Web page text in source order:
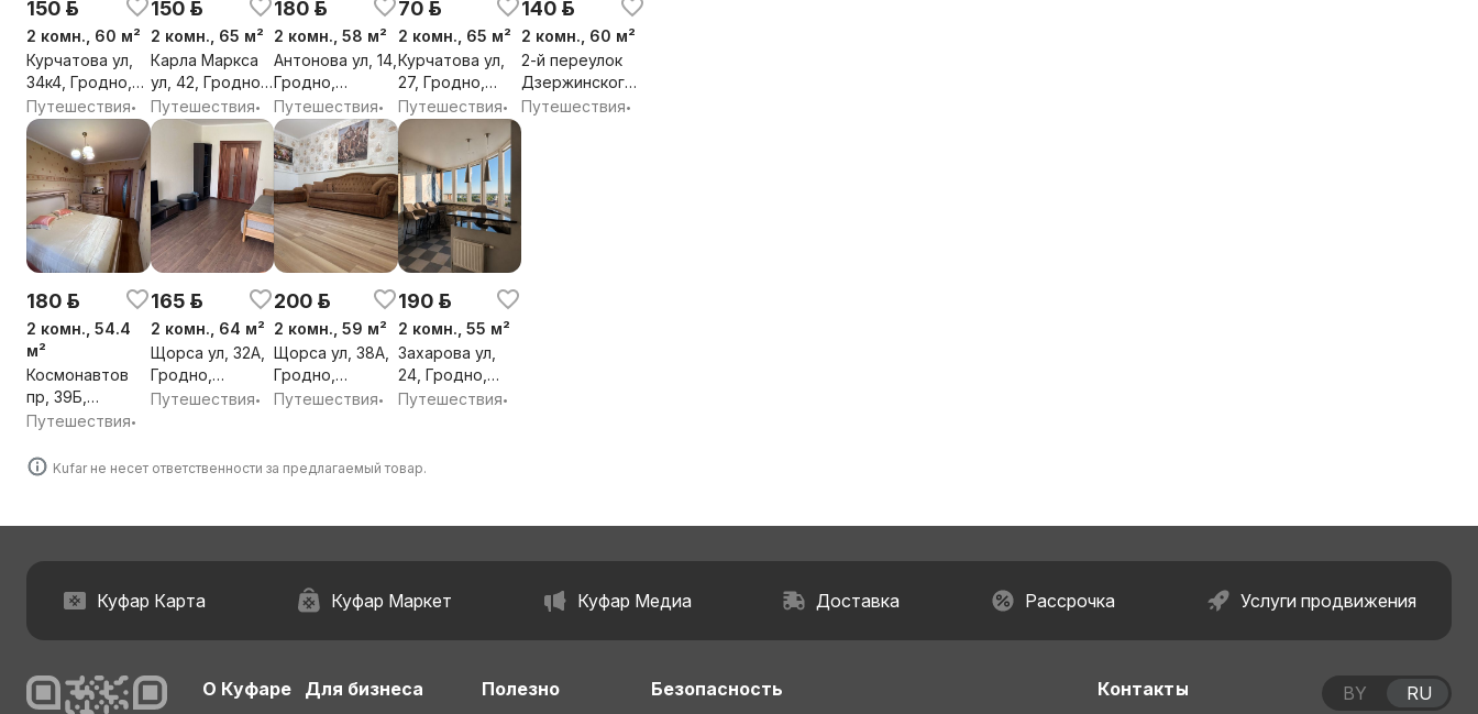
150 р.
2 комн., 60 м²
Курчатова ул,
34к4, Гродно,
Гродненская
обл.
Путешествия•
150 р.
2 комн., 65 м²
Карла Маркса
ул, 42, Гродно,
Гродненская
обл.
Путешествия•
180 р.
2 комн., 58 м²
Антонова ул, 14,
Гродно,
Гродненская
обл.
Путешествия•
70 р.
2 комн., 65 м²
Курчатова ул,
27, Гродно,
Гродненская
обл.
Путешествия•
140 р.
2 комн., 60 м²
2-й переулок
Дзержинского,
17, Гродно,
Путешествия•
180 р.
2 комн., 54.4
м²
Космонавтов
пр, 39Б,
Гродно,
обл.
Путешествия•
165 р.
2 комн., 64 м²
Щорса ул, 32А,
Гродно,
Гродненская
Путешествия•
200 р.
2 комн., 59 м²
Щорса ул, 38А,
Гродно,
Гродненская
Путешествия•
190 р.
2 комн., 55 м²
Захарова ул,
24, Гродно,
Гродненская
Путешествия•
Kufar не несет ответственности за предлагаемый товар.
Куфар Карта Куфар Маркет Куфар Медиа Доставка Рассрочка Услуги продвижения
О Куфаре Для бизнеса Полезно Безопасность Контакты BY RU